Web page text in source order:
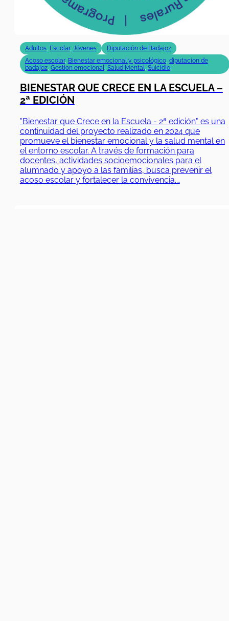
Adultos, Escolar, Jóvenes
Diputación de Badajoz
Acoso escolar, Bienestar emocional y psicológico, diputacion de
badajoz, Gestion emocional, Salud Mental, Suicidio
BIENESTAR QUE CRECE EN LA ESCUELA –
2ª EDICIÓN
"Bienestar que Crece en la Escuela - 2ª edición" es una
continuidad del proyecto realizado en 2024 que
promueve el bienestar emocional y la salud mental en
el entorno escolar. A través de formación para
docentes, actividades socioemocionales para el
alumnado y apoyo a las familias, busca prevenir el
acoso escolar y fortalecer la convivencia.…